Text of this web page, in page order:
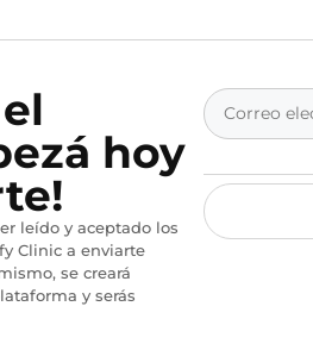
hoy
leído y aceptado los
Clinic a enviarte
se creará
y serás